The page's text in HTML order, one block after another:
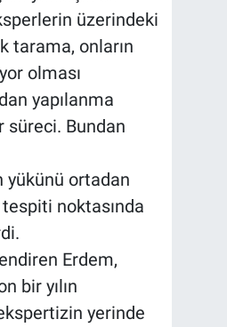
üzerindeki
tarama, onların
olması
yapılanma
Bundan
yükünü ortadan
noktasında
Erdem,
bir yılın
yerinde